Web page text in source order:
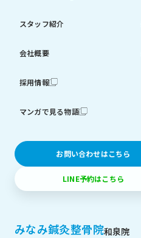
みなみ鍼灸整骨院和泉院
スタッフ紹介
会社概要
採用情報
マンガで見る物語
お問い合わせはこちら
LINE予約はこちら